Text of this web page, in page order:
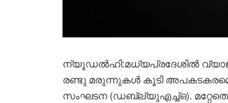
ന്യൂഡൽഹി:മധ്യപ്രദേശിൽ വ്യാജ
രണ്ടു മരുന്നുകൾ കൂടി
സംഘടന (ഡബ്ല്യുഎച്ച്ഒ).